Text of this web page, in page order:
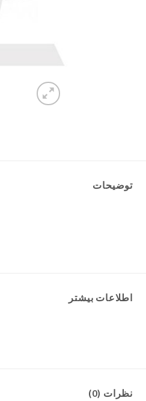
توضیحات
اطلاعات بیشتر
نظرات (0)